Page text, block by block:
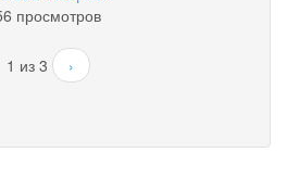
просмотров
1 из 3 ›